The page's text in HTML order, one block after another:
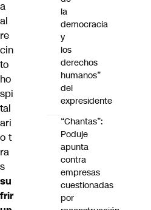
a
al
re
cin
to
ho
spi
tal
ari
o t
ra
s
su
frir
la
democracia
y
los
derechos
humanos”
del
expresidente
“Chantas”:
Poduje
apunta
contra
empresas
cuestionadas
por